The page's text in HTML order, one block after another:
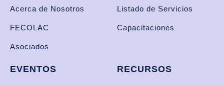
Acerca de Nosotros
FECOLAC
Asociados
Listado de Servicios
Capacitaciones
EVENTOS RECURSOS